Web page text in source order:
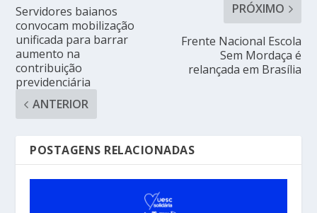
Servidores baianos
convocam mobilização
unificada para barrar
aumento na
contribuição
previdenciária
ANTERIOR
PRÓXIMO
Frente Nacional Escola
Sem Mordaça é
relançada em Brasília
POSTAGENS RELACIONADAS